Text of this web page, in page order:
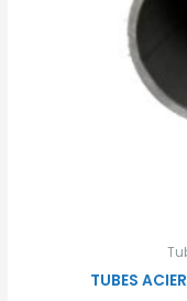
TUBES